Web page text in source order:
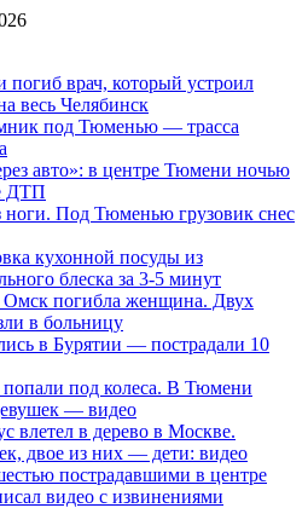
врач, который устроил
весь Челябинск
под Тюменью — трасса
авто»: в центре Тюмени ночью
ДТП
ноги. Под Тюменью грузовик снес
кухонной посуды из
блеска за 3-5 минут
погибла женщина. Двух
в больницу
в Бурятии — пострадали 10
попали под колеса. В Тюмени
— видео
влетел в дерево в Москве.
двое из них — дети: видео
пострадавшими в центре
видео с извинениями